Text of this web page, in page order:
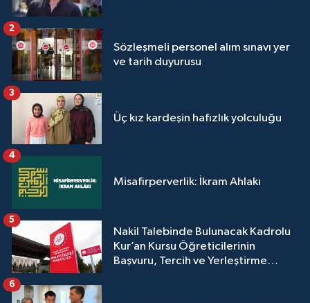
Sözleşmeli personel alım sınavı yer
ve tarih duyurusu
2
Üç kız kardeşin hafızlık yolculuğu
3
Misafirperverlik: İkram Ahlakı
4
Nakil Talebinde Bulunacak Kadrolu
Kur’an Kursu Öğreticilerinin
Başvuru, Tercih ve Yerleştirme
5
6